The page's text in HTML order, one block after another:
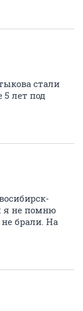
стали
5 лет под
я не помню
брали. На